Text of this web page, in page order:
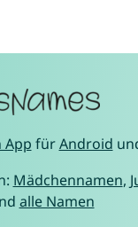
App fürAndroid
Mädchennamen,
alle Namen